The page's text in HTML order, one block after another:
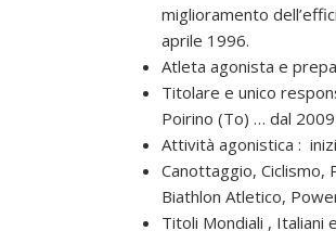
miglioramento
aprile 1996.
Atleta agonista e
Titolare e unico
Poirino (To) … dal
Attività agonistica :
Canottaggio,
Biathlon Atletico,
Titoli Mondiali , Italiani